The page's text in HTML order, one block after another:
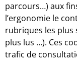
parcours…) aux
l’ergonomie le
rubriques les plus
plus lus …). Ces
trafic de